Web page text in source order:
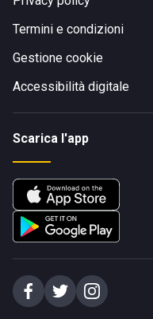
Termini e condizioni
Gestione cookie
Accessibilità digitale
Scarica l'app